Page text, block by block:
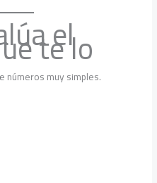
el
te lo
números muy simples.